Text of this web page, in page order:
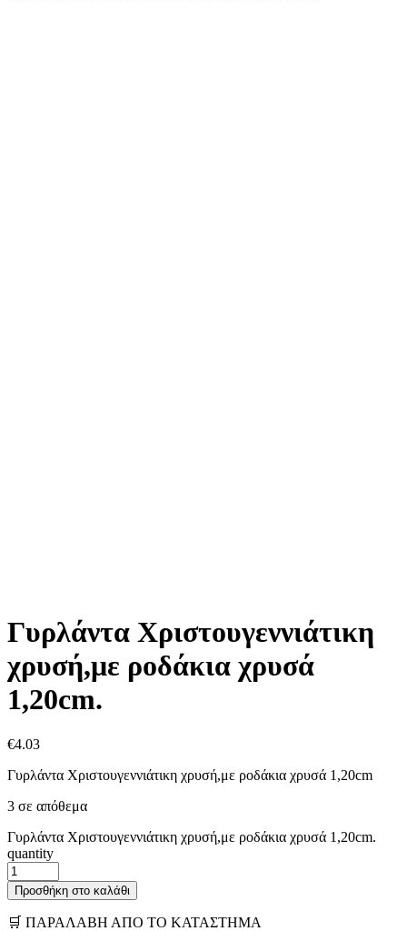
Γυρλάντα Χριστουγεννιάτικη
χρυσή,με ροδάκια χρυσά
1,20cm.
€4.03
Γυρλάντα Χριστουγεννιάτικη χρυσή,με ροδάκια χρυσά 1,20cm
3 σε απόθεμα
Γυρλάντα Χριστουγεννιάτικη χρυσή,με ροδάκια χρυσά 1,20cm.
quantity
Προσθήκη στο καλάθι
🛒 ΠΑΡΑΛΑΒΗ ΑΠΟ ΤΟ ΚΑΤΑΣΤΗΜΑ